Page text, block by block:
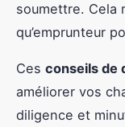
soumettre. Cela
qu’emprunteur
Ces conseils de
améliorer vos
diligence et